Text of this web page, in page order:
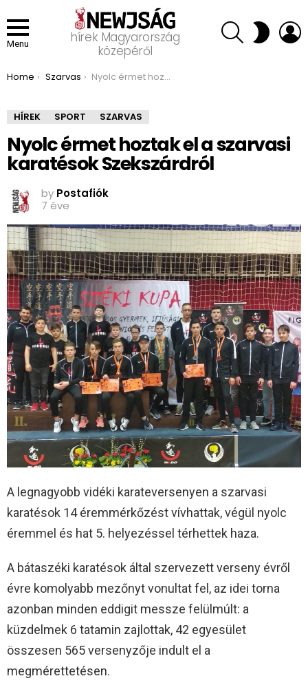
Menu
hírek Magyarország
közepéről
SEARCH SWITCH
SKIN
You are here:
Home Szarvas Nyolc érmet hoztak el a szarvasi karatésok Szekszárdról
HÍREK SPORT SZARVAS
Nyolc érmet hoztak el a szarvasi
karatésok Szekszárdról
by Postafiók
7 éve
A legnagyobb vidéki karateversenyen a szarvasi
karatésok 14 éremmérkőzést vívhattak, végül nyolc
éremmel és hat 5. helyezéssel térhettek haza.
A bátaszéki karatésok által szervezett verseny évről
évre komolyabb mezőnyt vonultat fel, az idei torna
azonban minden eddigit messze felülmúlt: a
küzdelmek 6 tatamin zajlottak, 42 egyesület
összesen 565 versenyzője indult el a
megmérettetésen.